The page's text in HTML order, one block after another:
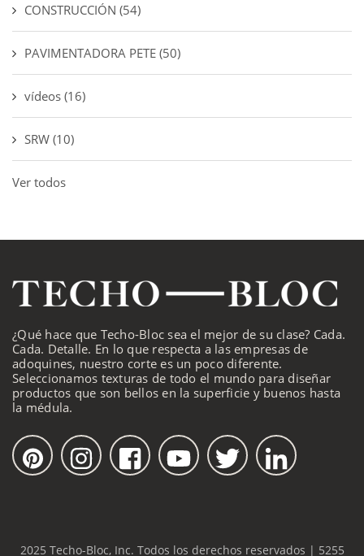
CONSTRUCCIÓN (54)
PAVIMENTADORA PETE (50)
vídeos (16)
SRW (10)
Ver todos
¿Qué hace que Techo-Bloc sea el mejor de su clase? Cada.
Cada. Detalle. En lo que respecta a las empresas de
adoquines, nuestro corte es un poco diferente.
Seleccionamos texturas de todo el mundo para diseñar
productos que son bellos en la superficie y buenos hasta
la médula.
2025 Techo-Bloc, Inc. Todos los derechos reservados | 5255